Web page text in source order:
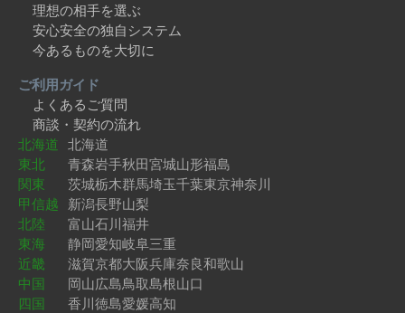
理想の相手を選ぶ
安心安全の独自システム
今あるものを大切に
ご利用ガイド
よくあるご質問
商談・契約の流れ
北海道 北海道
東北
青森岩手秋田宮城山形福島
関東
茨城栃木群馬埼玉千葉東京神奈川
甲信越 新潟長野山梨
北陸
富山石川福井
東海
静岡愛知岐阜三重
近畿
滋賀京都大阪兵庫奈良和歌山
中国
岡山広島鳥取島根山口
四国
香川徳島愛媛高知